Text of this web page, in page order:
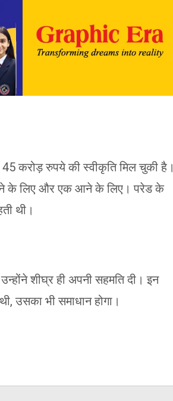
करोड़ रुपये की स्वीकृति मिल चुकी है।
के लिए और एक आने के लिए। परेड के
थी।
शीघ्र ही अपनी सहमति दी। इन
उसका भी समाधान होगा।